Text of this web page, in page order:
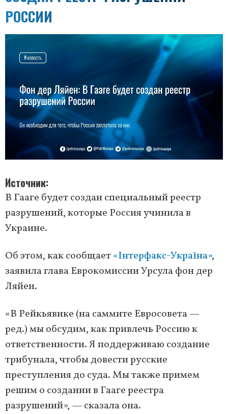
РОССИИ
Источник
В Гааге будет создан специальный реестр
разрушений, которые Россия учинила в
Украине.
Об этом, как сообщает«Інтерфакс-Україна»,
заявила глава Еврокомиссии Урсула фон дер
Ляйен.
«В Рейкьявике (на саммите Евросовета —
ред.) мы обсудим, как привлечь Россию к
ответственности. Я поддерживаю создание
трибунала, чтобы довести русские
преступления до суда. Мы также примем
решим о создании в Гааге реестра
разрушений», — сказала она.